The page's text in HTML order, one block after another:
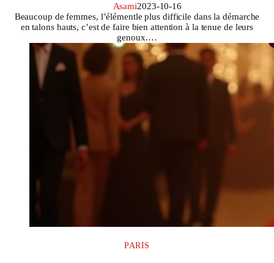
Asami2023-10-16
Beaucoup de femmes, l’élémentle plus difficile dans la démarche
en talons hauts, c’est de faire bien attention à la tenue de leurs
genoux.…
PARIS